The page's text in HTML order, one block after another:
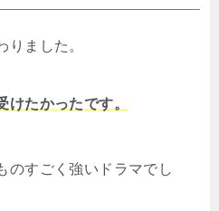
りました。
けたかったです。
のすごく強いドラマでし